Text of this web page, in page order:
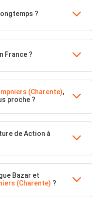
?
France ?
(Charente),
proche ?
de Action à
Bazar et
(Charente) ?